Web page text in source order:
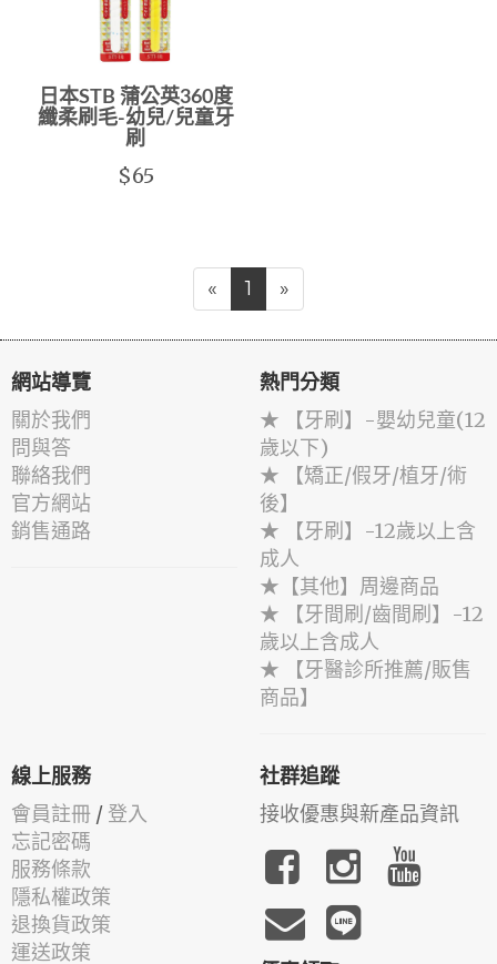
日本STB 蒲公英360度
纖柔刷毛-幼兒/兒童牙
刷
$65
« 1 »
網站導覽
關於我們
問與答
聯絡我們
官方網站
銷售通路
熱門分類
★ 【牙刷】-嬰幼兒童(12
歲以下)
★ 【矯正/假牙/植牙/術
後】
★ 【牙刷】-12歲以上含
成人
★【其他】周邊商品
★ 【牙間刷/齒間刷】-12
歲以上含成人
★ 【牙醫診所推薦/販售
商品】
線上服務
會員註冊 / 登入
忘記密碼
服務條款
隱私權政策
退換貨政策
運送政策
社群追蹤
接收優惠與新產品資訊